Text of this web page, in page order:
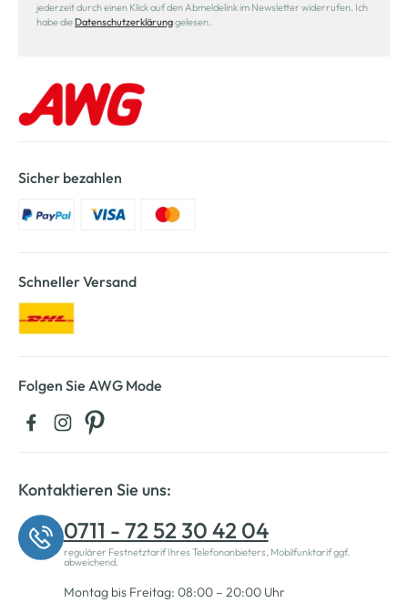
jederzeit durch einen Klick auf den Abmeldelink im Newsletter widerrufen. Ich
habe die Datenschutzerklärunggelesen.
Sicher bezahlen
Schneller Versand
Folgen Sie AWG Mode
Kontaktieren Sie uns:
0711 - 72 52 30 42 04
regulärer Festnetztarif Ihres Telefonanbieters, Mobilfunktarif ggf.
abweichend.
Montag bis Freitag: 08:00 – 20:00 Uhr